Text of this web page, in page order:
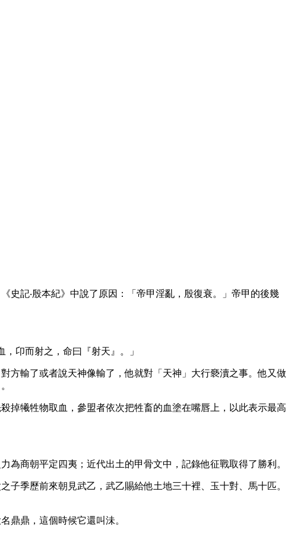
史記‧殷本紀》中說了原因：「帝甲淫亂，殷復衰。」帝甲的後幾
卬而射之，命曰『射天』。」
方輸了或者說天神像輸了，他就對「天神」大行褻瀆之事。他又做
掉犧牲物取血，參盟者依次把牲畜的血塗在嘴唇上，以此表示最高
為商朝平定四夷；近代出土的甲骨文中，記錄他征戰取得了勝利。
季歷前來朝見武乙，武乙賜給他土地三十裡、玉十對、馬十匹。
鼎鼎，這個時候它還叫沬。